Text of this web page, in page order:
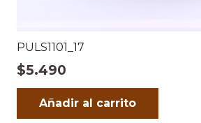
PULS1101_17
$5.490
Añadir al carrito